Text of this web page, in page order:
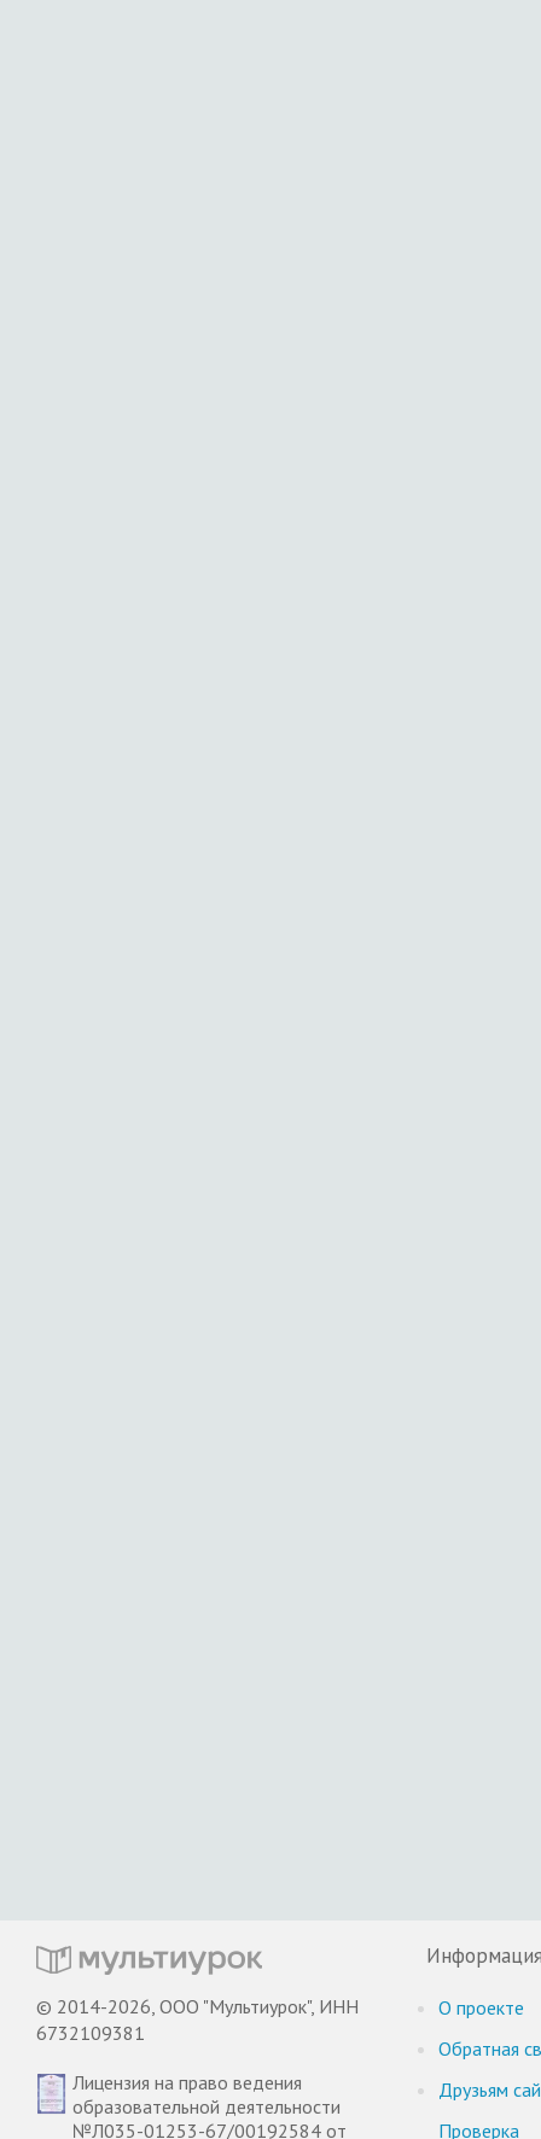
© 2014-2026, ООО "Мультиурок", ИНН
6732109381
Лицензия на право ведения
образовательной деятельности
№Л035-01253-67/00192584 от
О проекте
Обратная
Друзьям
Проверка